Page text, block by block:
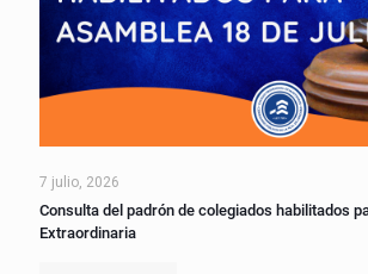
7 julio, 2026
Consulta del padrón de colegiados habilitados
Extraordinaria